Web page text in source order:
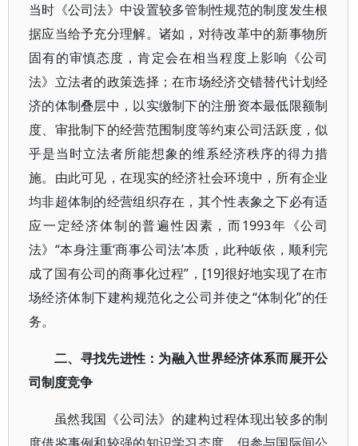
当时《公司法》中设置较多管制性规范的制度发生根
据应当给予充分理解。诸如，对待改革中的新事物所
固有的审慎态度，肯定会在相当程度上影响《公司
法》立法者的政策选择；在市场经济交错替代计划经
济的体制叠层中，以实缴制下的注册资本最低限额制
度、审批制下的经营范围制度等约束公司活跃度，似
乎是当时立法者所能想象的维系经济秩序的得力措
施。由此可见，在现实的经济社会环境中，所有企业
均非超体制的经营组织存在，其个性表象之下必有适
应一定经济体制的普遍性因素，而1993年《公司
法》“本身注重‘商事公司法’本质，此种皈依，顺利完
成了国有公司的商事化过程”，[19]很好地实现了在市
场经济体制下建构规范化之公司并使之“体制化”的任
务。
二、寻找先进性：为融入世界经济体系而展开公
司制度竞争
虽然我国《公司法》的建构过程体现出较多的制